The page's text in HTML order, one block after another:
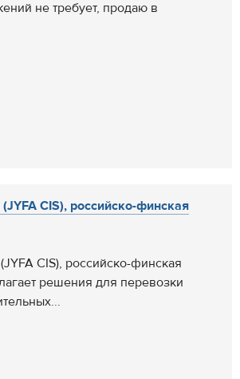
не требует, продаю в
CIS), российско-финская
CIS), российско-финская
решения для перевозки